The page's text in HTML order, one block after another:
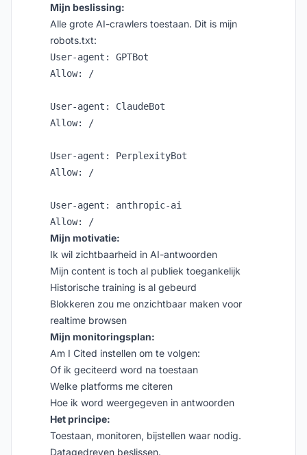
Mijn beslissing:
Alle grote AI-crawlers toestaan. Dit is mijn
robots.txt:
User-agent: GPTBot
Allow: /
User-agent: ClaudeBot
Allow: /
User-agent: PerplexityBot
Allow: /
User-agent: anthropic-ai
Mijn motivatie:
Ik wil zichtbaarheid in AI-antwoorden
Mijn content is toch al publiek toegankelijk
Historische training is al gebeurd
Blokkeren zou me onzichtbaar maken voor
realtime browsen
Mijn monitoringsplan:
Am I Cited instellen om te volgen:
Of ik geciteerd word na toestaan
Welke platforms me citeren
Hoe ik word weergegeven in antwoorden
Het principe:
Toestaan, monitoren, bijstellen waar nodig.
Datagedreven beslissen.